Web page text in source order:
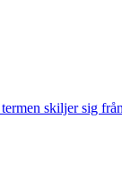
skiljer sig